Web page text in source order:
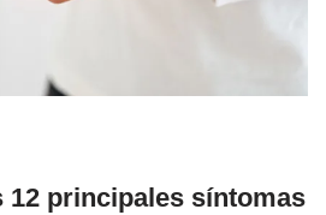
12 principales síntomas